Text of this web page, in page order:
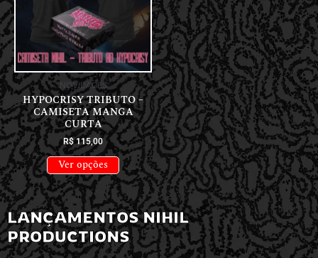
NOVIDADES
HYPOCRISY TRIBUTO –
CAMISETA MANGA
CURTA
R$115,00
Ver opções
LANÇAMENTOS NIHIL
PRODUCTIONS